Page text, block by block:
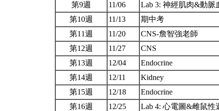
第9週
11/06
Lab 3: 神經肌肉&動
第10週
11/13
期中考
第11週
11/20
CNS-詹智強老師
第12週
11/27
CNS
第13週
12/04
Endocrine
第14週
12/11
Kidney
第15週
12/18
Endocrine
第16週
12/25
Lab 4: 心電圖&雌鼠性